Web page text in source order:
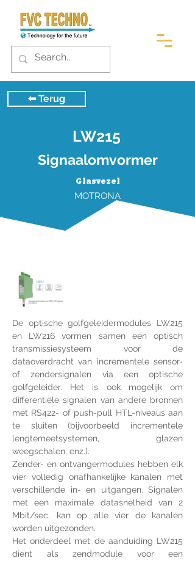
⬅︎ Terug
LW215
Signaalomvormer
Glasvezel
MOTRONA
De optische golfgeleidermodules LW215
en LW216 vormen samen een optisch
transmissiesysteem voor de
dataoverdracht van incrementele sensor-
of zendersignalen via een optische
golfgeleider. Het is ook mogelijk om
differentiële signalen van andere bronnen
met RS422- of push-pull HTL-niveaus aan
te sluiten (bijvoorbeeld incrementele
lengtemeetsystemen, glazen
weegschalen, enz.).
Zender- en ontvangermodules hebben elk
vier volledig onafhankelijke kanalen met
verschillende in- en uitgangen. Signalen
met een maximale datasnelheid van 2
Mbit/sec. kan op alle vier de kanalen
worden uitgezonden.
Het onderdeel met de aanduiding LW215
dient als zendmodule voor een